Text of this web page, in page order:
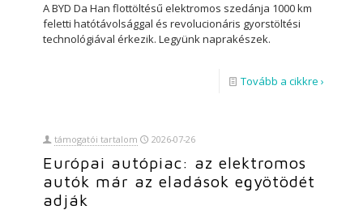
A BYD Da Han flottöltésű elektromos szedánja 1000 km
feletti hatótávolsággal és revolucionáris gyorstöltési
technológiával érkezik. Legyünk naprakészek.
Tovább a cikkre ›
támogatói tartalom 2026-07-26
Európai autópiac: az elektromos
autók már az eladások egyötödét
adják